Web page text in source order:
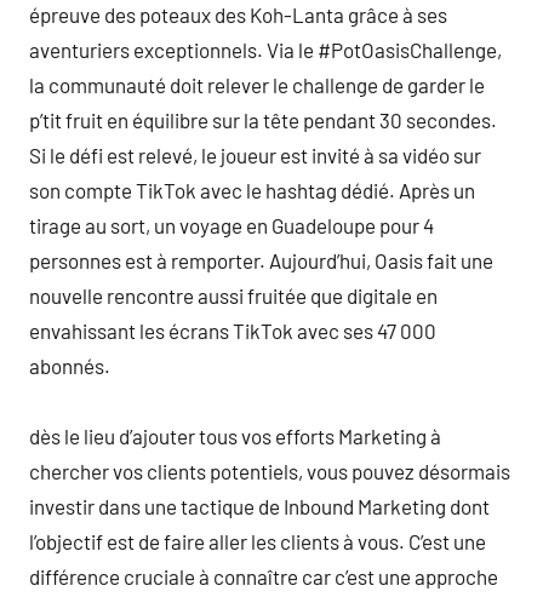
épreuve des poteaux des Koh-Lanta grâce à ses
aventuriers exceptionnels. Via le #PotOasisChallenge,
la communauté doit relever le challenge de garder le
p’tit fruit en équilibre sur la tête pendant 30 secondes.
Si le défi est relevé, le joueur est invité à sa vidéo sur
son compte TikTok avec le hashtag dédié. Après un
tirage au sort, un voyage en Guadeloupe pour 4
personnes est à remporter. Aujourd’hui, Oasis fait une
nouvelle rencontre aussi fruitée que digitale en
envahissant les écrans TikTok avec ses 47 000
abonnés.
dès le lieu d’ajouter tous vos efforts Marketing à
chercher vos clients potentiels, vous pouvez désormais
investir dans une tactique de Inbound Marketing dont
l’objectif est de faire aller les clients à vous. C’est une
différence cruciale à connaître car c’est une approche